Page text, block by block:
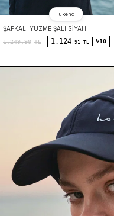
Tükendi
ŞAPKALI YÜZME ŞALI SIYAH
1.249,90 TL 1.124 ,91 TL %10